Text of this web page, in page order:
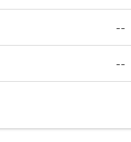
--
--